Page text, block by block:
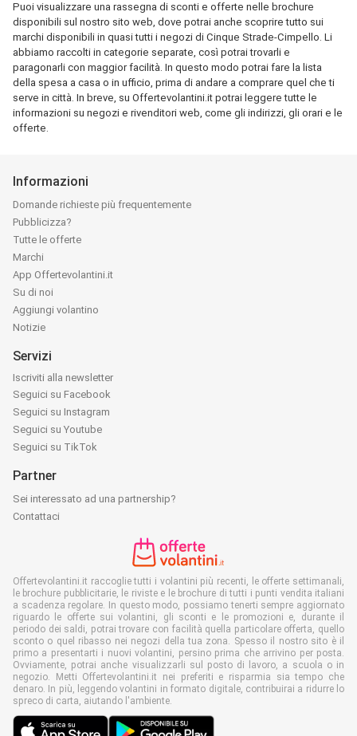
Puoi visualizzare una rassegna di sconti e offerte nelle brochure
disponibili sul nostro sito web, dove potrai anche scoprire tutto sui
marchi disponibili in quasi tutti i negozi di Cinque Strade-Cimpello. Li
abbiamo raccolti in categorie separate, così potrai trovarli e
paragonarli con maggior facilità. In questo modo potrai fare la lista
della spesa a casa o in ufficio, prima di andare a comprare quel che ti
serve in città. In breve, su Offertevolantini.it potrai leggere tutte le
informazioni su negozi e rivenditori web, come gli indirizzi, gli orari e le
offerte.
Informazioni
Domande richieste più frequentemente
Pubblicizza?
Tutte le offerte
Marchi
App Offertevolantini.it
Su di noi
Aggiungi volantino
Notizie
Servizi
Iscriviti alla newsletter
Seguici su Facebook
Seguici su Instagram
Seguici su Youtube
Seguici su TikTok
Partner
Sei interessato ad una partnership?
Contattaci
Offertevolantini.it raccoglie tutti i volantini più recenti, le offerte settimanali,
le brochure pubblicitarie, le riviste e le brochure di tutti i punti vendita italiani
a scadenza regolare. In questo modo, possiamo tenerti sempre aggiornato
riguardo le offerte sui volantini, gli sconti e le promozioni e, durante il
periodo dei saldi, potrai trovare con facilità quella particolare offerta, quello
sconto o quel ribasso nei negozi della tua zona. Spesso il nostro sito è il
primo a presentarti i nuovi volantini, persino prima che arrivino per posta.
Ovviamente, potrai anche visualizzarli sul posto di lavoro, a scuola o in
negozio. Metti Offertevolantini.it nei preferiti e risparmia sia tempo che
denaro. In più, leggendo volantini in formato digitale, contribuirai a ridurre lo
spreco di carta, aiutando l'ambiente.